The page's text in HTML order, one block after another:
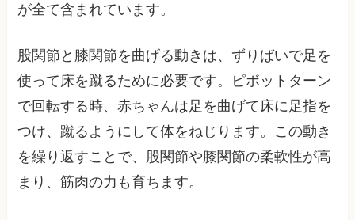
が全て含まれています。
股関節と膝関節を曲げる動きは、ずりばいで足を
使って床を蹴るために必要です。ピボットターン
で回転する時、赤ちゃんは足を曲げて床に足指を
つけ、蹴るようにして体をねじります。この動き
を繰り返すことで、股関節や膝関節の柔軟性が高
まり、筋肉の力も育ちます。